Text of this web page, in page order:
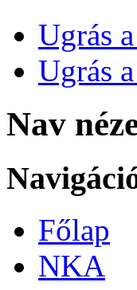
Ugrás
Ugrás
Nav
Főlap
NKA